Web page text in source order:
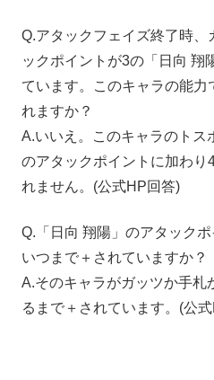
Q.アタックフェイズ終了時、
ックポイントが3の「日向 翔
ています。このキャラの能力
れますか？
A.いいえ。このキャラのトス
のアタックポイントに加わり
れません。(公式HP回答)
Q.「日向 翔陽」のアタックポ
いつまで＋されていますか？
A.そのキャラがガッツか手札
るまで＋されています。(公式